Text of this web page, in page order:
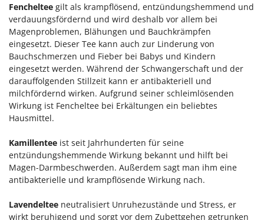
Fencheltee gilt als krampflösend, entzündungshemmend und
verdauungsfördernd und wird deshalb vor allem bei
Magenproblemen, Blähungen und Bauchkrämpfen
eingesetzt. Dieser Tee kann auch zur Linderung von
Bauchschmerzen und Fieber bei Babys und Kindern
eingesetzt werden. Während der Schwangerschaft und der
darauffolgenden Stillzeit kann er antibakteriell und
milchfördernd wirken. Aufgrund seiner schleimlösenden
Wirkung ist Fencheltee bei Erkältungen ein beliebtes
Hausmittel.
Kamillentee ist seit Jahrhunderten für seine
entzündungshemmende Wirkung bekannt und hilft bei
Magen-Darmbeschwerden. Außerdem sagt man ihm eine
antibakterielle und krampflösende Wirkung nach.
Lavendeltee neutralisiert Unruhezustände und Stress, er
wirkt beruhigend und sorgt vor dem Zubettgehen getrunken